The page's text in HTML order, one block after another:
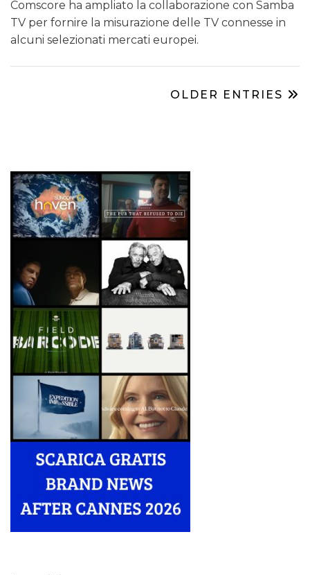
Comscore ha ampliato la collaborazione con Samba
TV per fornire la misurazione delle TV connesse in
alcuni selezionati mercati europei.
OLDER ENTRIES